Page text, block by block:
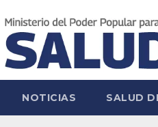
NOTICIAS SALUD